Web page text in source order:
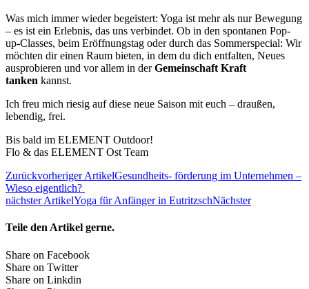
Was mich immer wieder begeistert: Yoga ist mehr als nur Bewegung
– es ist ein Erlebnis, das uns verbindet. Ob in den spontanen Pop-
up-Classes, beim Eröffnungstag oder durch das Sommerspecial: Wir
möchten dir einen Raum bieten, in dem du dich entfalten, Neues
ausprobieren und vor allem in derGemeinschaft Kraft
tanken kannst.
Ich freu mich riesig auf diese neue Saison mit euch – draußen,
lebendig, frei.
Bis bald im ELEMENT Outdoor!
Flo & das ELEMENT Ost Team
Zurückvorheriger ArtikelGesundheits- förderung im Unternehmen –
Wieso eigentlich?
nächster ArtikelYoga für Anfänger in EutritzschNächster
Teile den Artikel gerne.
Share on Facebook
Share on Twitter
Share on Linkdin